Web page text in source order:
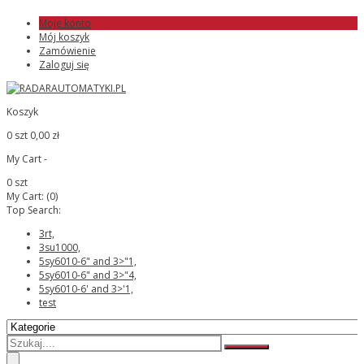
Moje konto
Mój koszyk
Zamówienie
Zaloguj się
Koszyk
0 szt 0,00 zł
My Cart -
0 szt
My Cart: (0)
Top Search:
3rt,
3su1000,
5sy6010-6" and 3>"1,
5sy6010-6" and 3>"4,
5sy6010-6' and 3>'1,
test